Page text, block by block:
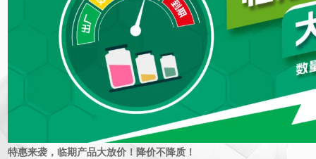
特惠来袭，临期产品大放价！降价不降质！